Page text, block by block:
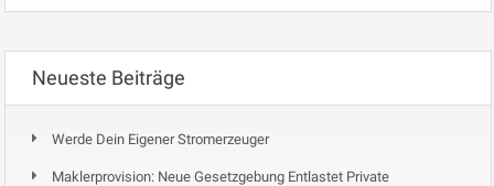
Neueste Beiträge
Werde Dein Eigener Stromerzeuger
Maklerprovision: Neue Gesetzgebung Entlastet Private